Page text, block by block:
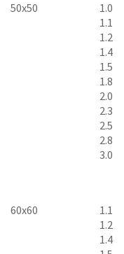
50x50
1.0
1.1
1.2
1.4
1.5
1.8
2.0
2.3
2.5
2.8
3.0
60x60
1.1
1.2
1.4